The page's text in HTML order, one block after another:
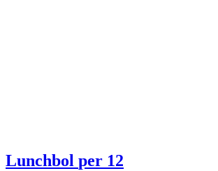
Lunchbol per 12